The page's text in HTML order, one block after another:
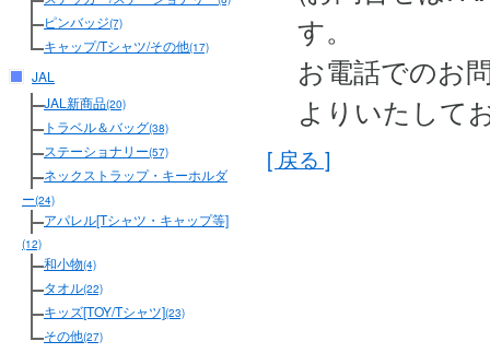
ピンバッジ(7)
キャップ/Tシャツ/その他(17)
JAL
JAL新商品(20)
トラベル＆バッグ(38)
ステーショナリー(57)
ネックストラップ・キーホルダ
ー(24)
アパレル[Tシャツ・キャップ等]
(12)
和小物(4)
タオル(22)
キッズ[TOY/Tシャツ](23)
その他(27)
す。
お電話でのお
よりいたして
[ 戻る ]